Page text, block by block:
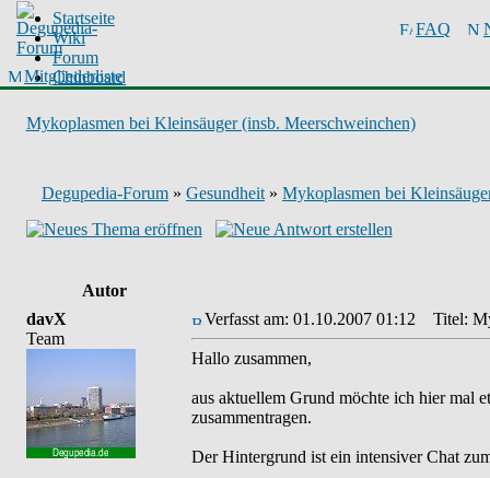
FAQ
Mitgliederliste
Startseite
Wiki
Forum
Chinboard
Mykoplasmen bei Kleinsäuger (insb. Meerschweinchen)
Degupedia-Forum » Gesundheit » Mykoplasmen bei
Autor
davX
Team
Verfasst am: 01.10.2007 01:12 Titel:
Hallo zusammen,
aus aktuellem Grund möchte ich hier mal
zusammentragen.
Der Hintergrund ist ein intensiver Chat